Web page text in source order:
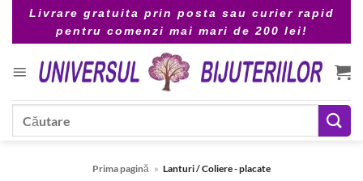
Livrare gratuita prin posta sau curier rapid
pentru comenzi mai mari de 200 lei!
Prima pagină » Lanturi / Coliere - placate